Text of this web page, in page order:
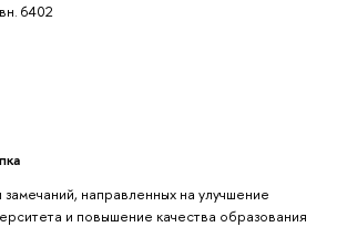
6402
направленных на улучшение
и повышение качества образования